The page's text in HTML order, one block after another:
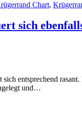
Chart,
sich
entsprechend
und…